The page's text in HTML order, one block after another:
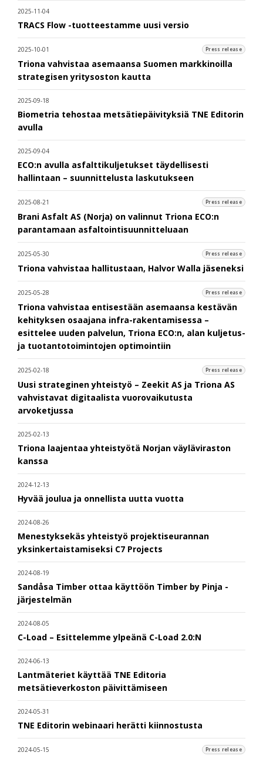
2025-11-04
TRACS Flow -tuotteestamme uusi versio
2025-10-01 Press release
Triona vahvistaa asemaansa Suomen markkinoilla
strategisen yritysoston kautta
2025-09-18
Biometria tehostaa metsätiepäivityksiä TNE Editorin
avulla
2025-09-04
ECO:n avulla asfalttikuljetukset täydellisesti
hallintaan – suunnittelusta laskutukseen
2025-08-21 Press release
Brani Asfalt AS (Norja) on valinnut Triona ECO:n
parantamaan asfaltointisuunnitteluaan
2025-05-30 Press release
Triona vahvistaa hallitustaan, Halvor Walla jäseneksi
2025-05-28 Press release
Triona vahvistaa entisestään asemaansa kestävän
kehityksen osaajana infra-rakentamisessa –
esittelee uuden palvelun, Triona ECO:n, alan kuljetus-
ja tuotantotoimintojen optimointiin
2025-02-18 Press release
Uusi strateginen yhteistyö – Zeekit AS ja Triona AS
vahvistavat digitaalista vuorovaikutusta
arvoketjussa
2025-02-13
Triona laajentaa yhteistyötä Norjan väyläviraston
kanssa
2024-12-13
Hyvää joulua ja onnellista uutta vuotta
2024-08-26
Menestyksekäs yhteistyö projektiseurannan
yksinkertaistamiseksi C7 Projects
2024-08-19
Sandåsa Timber ottaa käyttöön Timber by Pinja -
järjestelmän
2024-08-05
C-Load – Esittelemme ylpeänä C-Load 2.0:N
2024-06-13
Lantmäteriet käyttää TNE Editoria
metsätieverkoston päivittämiseen
2024-05-31
TNE Editorin webinaari herätti kiinnostusta
2024-05-15 Press release